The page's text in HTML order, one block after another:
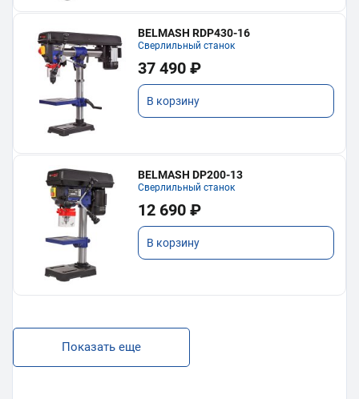
BELMASH RDP430-16
Сверлильный станок
37 490 ₽
В корзину
BELMASH DP200-13
Сверлильный станок
12 690 ₽
В корзину
Показать еще